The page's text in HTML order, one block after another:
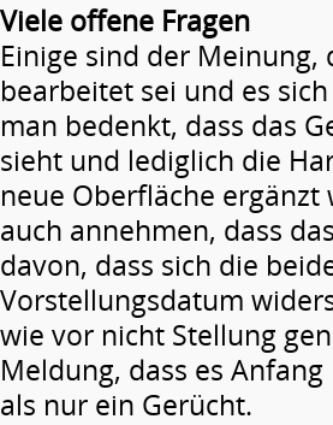
Viele offene Fragen
Einige sind der
bearbeitet sei und es
man bedenkt, dass das
sieht und lediglich die
neue Oberfläche
auch annehmen, dass
davon, dass sich die
Vorstellungsdatum
wie vor nicht Stellung
Meldung, dass es
als nur ein Gerücht.